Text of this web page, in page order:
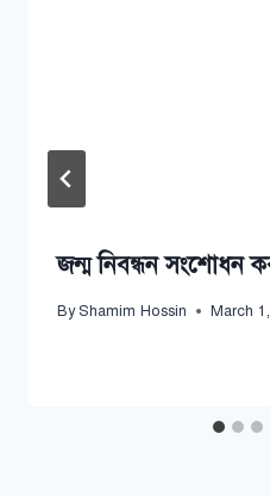
জন্ম নিবন্ধন সংশোধন
By Shamim Hossin March